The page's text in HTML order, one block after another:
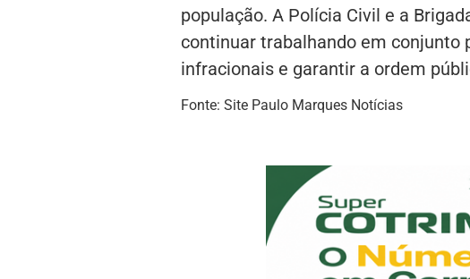
população. A Polícia Civil e a
continuar trabalhando em conjunto
infracionais e garantir a ordem
Fonte: Site Paulo Marques Notícias